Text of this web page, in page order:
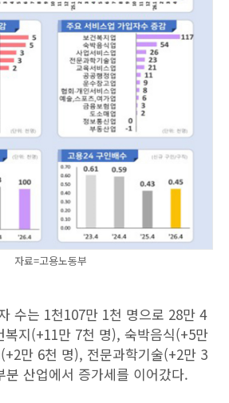
자료=고용노동부
수는 1천107만 1천 명으로 28만 4
복지(+11만 7천 명), 숙박음식(+5만
만 6천 명), 전문과학기술(+2만 3
산업에서 증가세를 이어갔다.